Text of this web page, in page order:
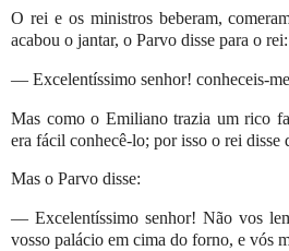
O rei e os ministros beberam,
acabou o jantar, o Parvo disse para o rei:
— Excelentíssimo senhor! conheceis-
Mas como o Emiliano trazia um rico
era fácil conhecê-lo; por isso o rei disse
Mas o Parvo disse:
— Excelentíssimo senhor! Não vos
vosso palácio em cima do forno, e vós